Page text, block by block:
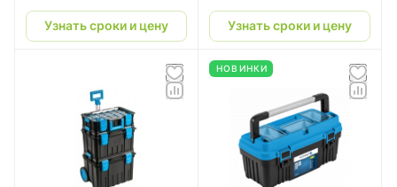
Узнать сроки и цену Узнать сроки и цену
НОВИНКИ